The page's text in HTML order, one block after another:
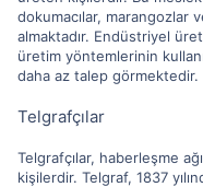
dokumacılar, marangozlar
almaktadır. Endüstriyel
üretim yöntemlerinin
daha az talep görmektedir.
Telgrafçılar
Telgrafçılar, haberleşme
kişilerdir. Telgraf, 1837